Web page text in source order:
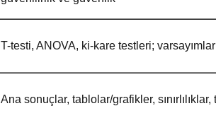
T-testi, ANOVA, ki-kare testleri;
Ana sonuçlar, tablolar/grafikler,